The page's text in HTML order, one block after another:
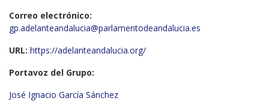
Correo electrónico:
gp.adelanteandalucia@parlamentodeandalucia.es
URL: https://adelanteandalucia.org/
Portavoz del Grupo:
José Ignacio García Sánchez